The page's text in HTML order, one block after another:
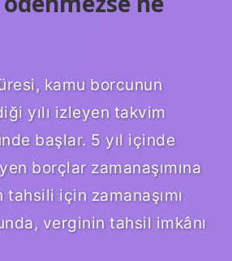
kamu borcunun
yılı izleyen takvim
başlar. 5 yıl içinde
borçlar zamanaşımına
için zamanaşımı
verginin tahsil imkânı